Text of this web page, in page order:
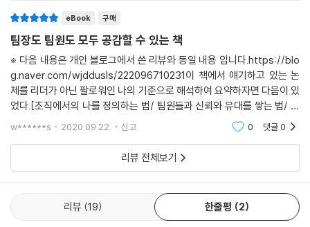
자신감을 쌓고, 남들과 유대를 맺고, 더 크고 중요한 목적에 전념할 때마다
감정 용기가 자란다. 4부는 감정 용기를 그다음 수준까지 높이는 방법을
다룬다. 그동안 미뤄왔던 의사결정을 내리고, 마음속에 담아두었던 진실을
말하고, 마음을 열 때 수반되는 위험을 감수하도록 도울 것이다. 이런 위험
에 맞설수록 성과를 이뤄낼 가능성 또한 높아진다.
팀장이야말로 미움받을 용기가 필요하다!
‘어떤 일’을 하는 법을 알려주는 책은 많지만, 이것은 ‘어떤 사람’이 되는 법
을 알려주는 책이다. (_제임스 M. 쿠제스, 산타클라라대학교 리비경영대
이 책은 마셜 골드스미스, 세스 고딘, 로버트 치알디니, 다니엘 핑크 등 국
주 훌륭한 책이다!
- 스티븐 코비 (『신뢰의 속도』 저자)
eBook 구매
팀장도 팀원도 모두 공감할 수 있는 책
※ 다음 내용은 개인 블로그에서 쓴 리뷰와 동일 내용 입니다.https://blo
g.naver.com/wjddusls/222096710231이 책에서 얘기하고 있는 논
제를 리더가 아닌 팔로워인 나의 기준으로 해석하여 요약하자면 다음이 있
었다.[조직에서의 나를 정의하는 법/ 팀원들과 신뢰와 유대를 쌓는 법/ 일
에 있어 리더의 관점이란/ 직장에서의 핵심에 집중 or 나의 중심 지키는 법
w******s 2020.09.22. 신고 0 댓글0
리뷰 전체보기
리뷰 19 한줄평 2